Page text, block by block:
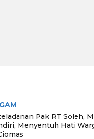
Pak RT Soleh,
Menyentuh Hati